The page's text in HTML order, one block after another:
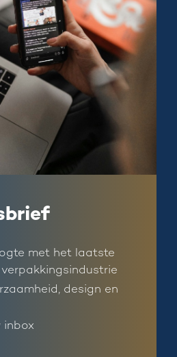
met het laatste
design en
inbox